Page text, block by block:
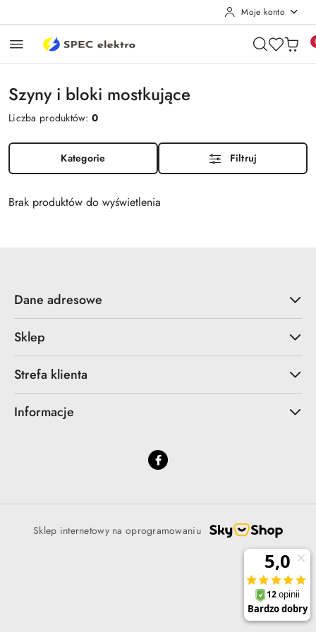
Moje konto
Szyny i bloki mostkujące
Liczba produktów:0
Kategorie Filtruj
Brak produktów do wyświetlenia
Dane adresowe
Sklep
Strefa klienta
Informacje
Sklep internetowy na oprogramowaniu